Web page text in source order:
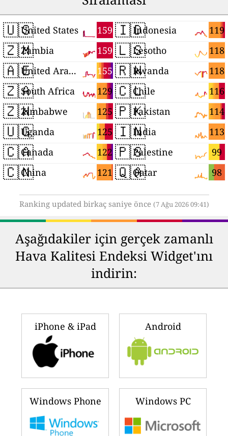
🇺🇸 159
United States
🇿🇲 159
Zambia
🇦🇪 155
United Arab Emirates
🇿🇦 129
South Africa
🇿🇼 125
Zimbabwe
🇺🇬 125
Uganda
🇨🇦 122
Canada
🇨🇳 121
China
🇮🇩 119
Indonesia
🇱🇸 118
Lesotho
🇷🇼 118
Rwanda
🇨🇱 116
Chile
🇵🇰 114
Pakistan
🇮🇳 113
India
🇵🇸 99
Palestine
🇶🇦 98
Qatar
Ranking updated birkaç saniye önce (7 Ağu 2026 09:41)
Aşağıdakiler için gerçek zamanlı
Hava Kalitesi Endeksi Widget'ını
indirin:
iPhone & iPad Android
Windows Phone Windows PC